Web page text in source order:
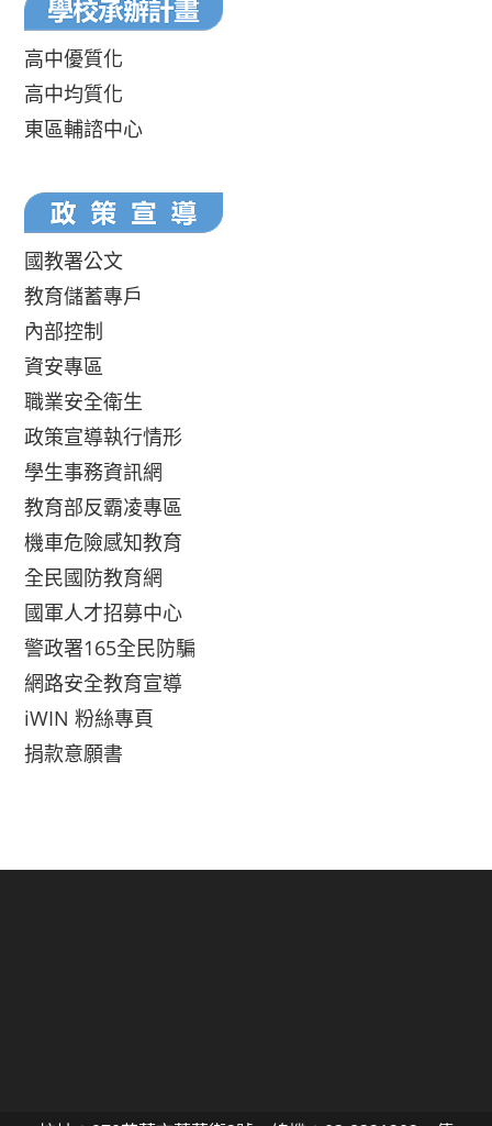
高中優質化
高中均質化
東區輔諮中心
國教署公文
教育儲蓄專戶
內部控制
資安專區
職業安全衛生
政策宣導執行情形
學生事務資訊網
教育部反霸凌專區
機車危險感知教育
全民國防教育網
國軍人才招募中心
警政署165全民防騙
網路安全教育宣導
iWIN 粉絲專頁
捐款意願書